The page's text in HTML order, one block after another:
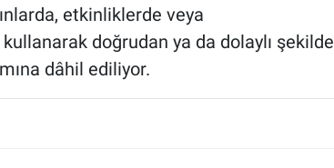
etkinliklerde veya
doğrudan ya da dolaylı şekilde
dâhil ediliyor.